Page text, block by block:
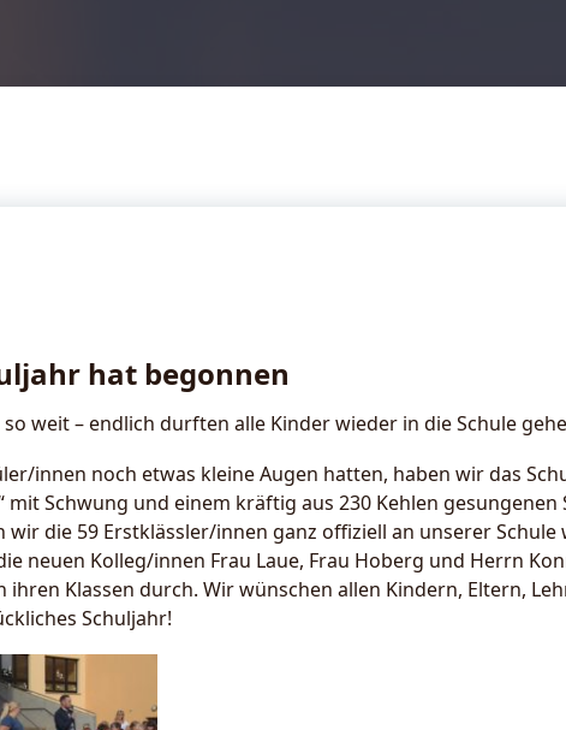
hat begonnen
so weit – endlich durften alle Kinder wieder in die Schule
innen noch etwas kleine Augen hatten, haben wir das
mit Schwung und einem kräftig aus 230 Kehlen gesungenen
wir die 59 Erstklässler/innen ganz offiziell an unserer Schule
neuen Kolleg/innen Frau Laue, Frau Hoberg und Herrn
ihren Klassen durch. Wir wünschen allen Kindern, Eltern,
Schuljahr!